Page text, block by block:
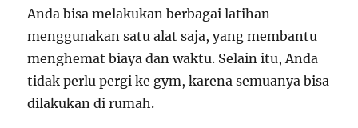
Anda bisa melakukan berbagai latihan
menggunakan satu alat saja, yang membantu
menghemat biaya dan waktu. Selain itu, Anda
tidak perlu pergi ke gym, karena semuanya bisa
dilakukan di rumah.